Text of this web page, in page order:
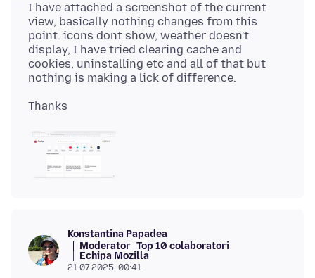
I have attached a screenshot of the current
view, basically nothing changes from this
point. icons dont show, weather doesn't
display, I have tried clearing cache and
cookies, uninstalling etc and all of that but
Konstantina Papadea
Moderator Top 10 colaboratori
Echipa Mozilla
21.07.2025, 00:41